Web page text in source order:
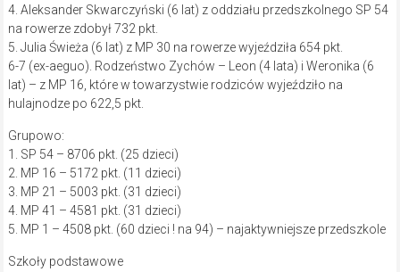
4. Aleksander Skwarczyński (6 lat) z oddziału przedszkolnego SP 54
na rowerze zdobył 732 pkt.
5. Julia Świeża (6 lat) z MP 30 na rowerze wyjeździła 654 pkt.
6-7 (ex-aeguo). Rodzeństwo Zychów – Leon (4 lata) i Weronika (6
lat) – z MP 16, które w towarzystwie rodziców wyjeździło na
hulajnodze po 622,5 pkt.
Grupowo:
1. SP 54 – 8706 pkt. (25 dzieci)
2. MP 16 – 5172 pkt. (11 dzieci)
3. MP 21 – 5003 pkt. (31 dzieci)
4. MP 41 – 4581 pkt. (31 dzieci)
5. MP 1 – 4508 pkt. (60 dzieci ! na 94) – najaktywniejsze przedszkole
Szkoły podstawowe